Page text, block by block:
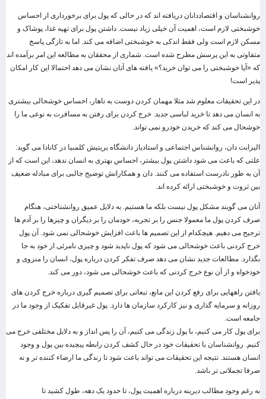
روانشناسان و اقتصاددانان دریافته اند که در حالی که پول برای برخورداری از احساس
خوشبختی لازم است، اهمیت آن خیلی زیاد نیست. داشتن پول برای تهیه غذا، پوشاک و
مسکن لازم است ولی فقط اندکی به خوشبختی اضافه می کند. اما به تازگی پاسخ
متفاوتی به این پرسش مطرح شده است. شماری از محققان به مطالعه این امر برآمده اند
که «آیا خوشبختی را می توان خرید؟» یافته های آنان نشان می دهد احتمالا این کار امکان
پذیر است!
در این تحقیقات معلوم شد مثلا مهمان کردن دوست به ناهار، احساس خوشحالی بیشتری
به انسان می دهد تا خرید لباسی جدید. خرج کردن برای رفتن به مسافرت به نوعی ما را
خوشحال می کند که خریدن خودرو نمی تواند.
الیزابت دان، روانشناس اجتماعی و استادیار دانشگاه بریتیش کلمبیا در کانادا می گوید:
علتی که باعث می شود داشتن پول بیشتر، احساس بهتری به انسان ندهد، این است که از
آن به طور نادرست استفاده می کنند. دان و همکارانش توضیح جالبی برای مبادله ضعیف
بین ثروت و خوشبختی ارائه کرده اند.
آنان می گویند مشکل پول نیست بلکه ما هستیم. به دلایل عمیق روانشناختی، هنگام
صرف کردن پول ما معمولا جنس را بر تجربه، خودمان را بر دیگران و چیزها را بر آدم ها
ترجیح می دهیم. هیچکدام از این تصمیم ها باعث افزایش خوشحالی نمی شود. آن پول
خرج کردنی باعث خوشحالی می شود که پول ناپدید شود و چیزی نامرئی از خود به جا
بگذارد. مطالعات جدید نشان می دهد صرف تفکر کردن درباره پول، انسان را منزوی و
خودخواه و از آن نوع خرج کردنی که باعث خوشحالی می شود، دور می کند.
یافتن راههایی برای رفع کردن این مانع، تبعاتی برای تصمیم گیری درباره خرج کردن های
روزانه و سرمایه گذاری و نیز کارکرد سازمان ها دارد. پول غیرقابل تفکیک از وجود ما در
جامعه است.
برای پول کار می کنیم، با پول زندگی می کنیم، آن را پس انداز و به دلایل مختلفی خرج می
کنیم. روانشناسان با تحقیقات خود در حال کشف کردن رابطه پیچیده بین پول و وجود
انسان هستند. نتیجه این تحقیقات می تواند باعث شود تا زندگی ما ارضاء کننده تر و نه
صرفا تجملاتی تر باشد.
به رغم وجود مطالب دیرینه درباره اهمیت پول، تا حدود یک دهه، طول کشید تا